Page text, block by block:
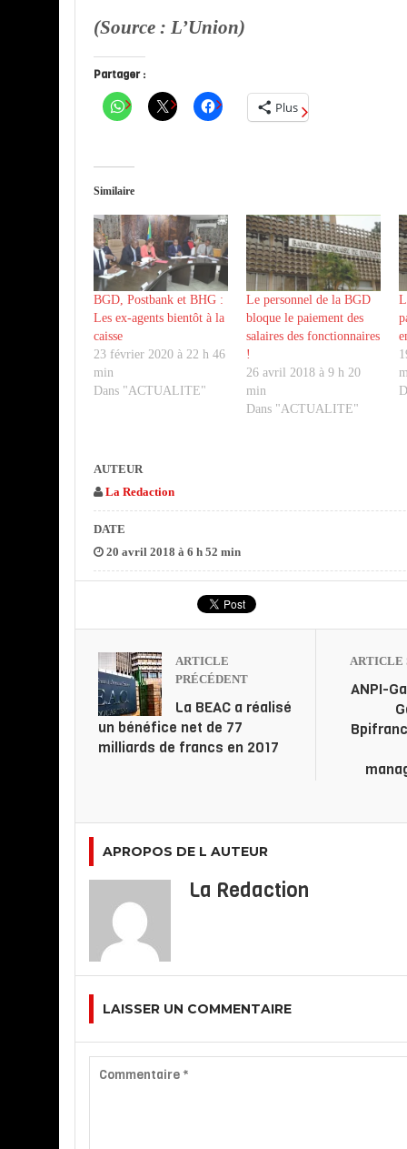
(Source : L’Union)
Partager :
Plus
Similaire
BGD, Postbank et BHG :
Les ex-agents bientôt à la
caisse
23 février 2020 à 22 h 46
min
Dans "ACTUALITE"
Le personnel de la BGD
bloque le paiement des
salaires des fonctionnaires
!
26 avril 2018 à 9 h 20
min
Dans "ACTUALITE"
AUTEUR
La Redaction
DATE
20 avril 2018 à 6 h 52 min
ARTICLE
PRÉCÉDENT
La BEAC a réalisé
un bénéfice net de 77
milliards de francs en 2017
ARTICLE
ANPI-
APROPOS DE L AUTEUR
La Redaction
LAISSER UN COMMENTAIRE